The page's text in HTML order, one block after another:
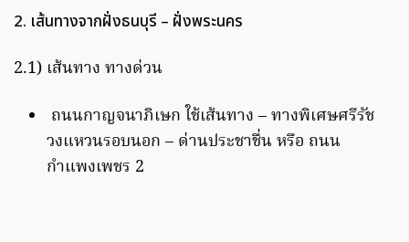
2. เส้นทางจากฝั่งธนบุรี – ฝั่งพระนคร
2.1) เส้นทาง ทางด่วน
ถนนกาญจนาภิเษก ใช้เส้นทาง – ทางพิเศษศรีรัช
วงแหวนรอบนอก – ด่านประชาชื่น หรือ ถนน
กำแพงเพชร 2